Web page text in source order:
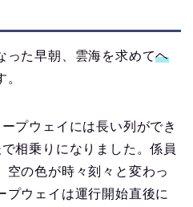
った早朝、雲海を求めてヘ
プウェイには長い列ができ
相乗りになりました。係員
空の色が時々刻々と変わっ
プウェイは運行開始直後に